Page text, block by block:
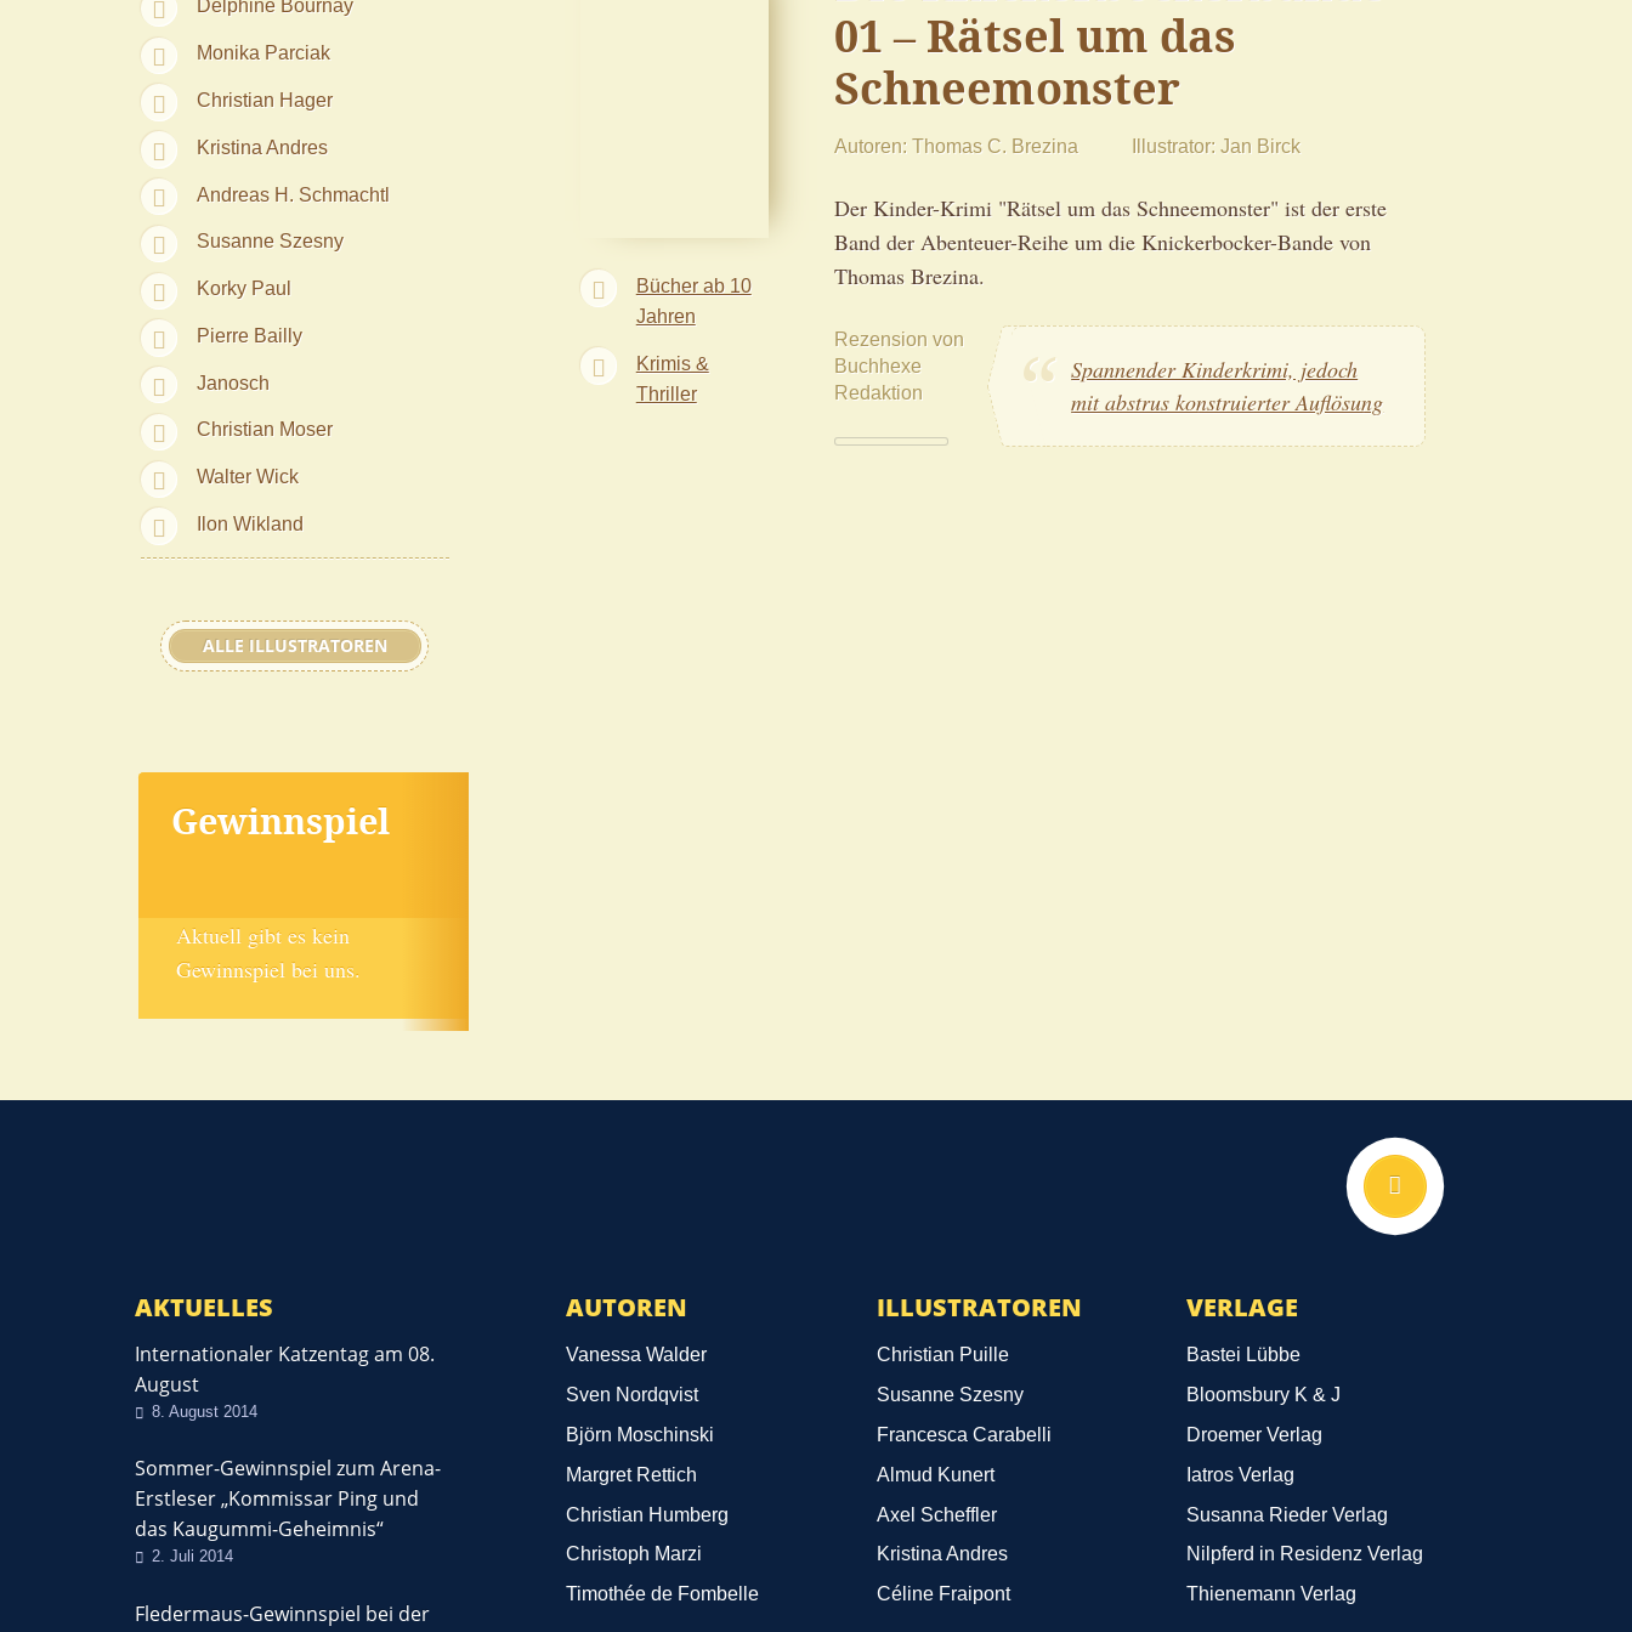
Delphine Bournay
Monika Parciak
Christian Hager
Kristina Andres
Andreas H. Schmachtl
Susanne Szesny
Korky Paul
Pierre Bailly
Janosch
Christian Moser
Walter Wick
Ilon Wikland
ALLE ILLUSTRATOREN
Gewinnspiel
Aktuell gibt es kein
Gewinnspiel bei uns.
01 – Rätsel um das
Schneemonster
Autoren Thomas C. Brezina Illustrator Jan Birck
Der Kinder-Krimi "Rätsel um das Schneemonster" ist der erste
Band der Abenteuer-Reihe um die Knickerbocker-Bande von
Thomas Brezina.
Rezension von
Buchhexe
Redaktion
Spannender Kinderkrimi, jedoch
mit abstrus konstruierter Auflösung
Bücher ab 10
Jahren
Krimis &
Thriller
AKTUELLES
Internationaler Katzentag am 08.
August
8. August 2014
Sommer-Gewinnspiel zum Arena-
Erstleser „Kommissar Ping und
das Kaugummi-Geheimnis“
2. Juli 2014
Fledermaus-Gewinnspiel bei der
AUTOREN
Vanessa Walder
Sven Nordqvist
Björn Moschinski
Margret Rettich
Christian Humberg
Christoph Marzi
Timothée de Fombelle
ILLUSTRATOREN
Christian Puille
Susanne Szesny
Francesca Carabelli
Almud Kunert
Axel Scheffler
Kristina Andres
Céline Fraipont
VERLAGE
Bastei Lübbe
Bloomsbury K & J
Droemer Verlag
Iatros Verlag
Susanna Rieder Verlag
Nilpferd in Residenz Verlag
Thienemann Verlag